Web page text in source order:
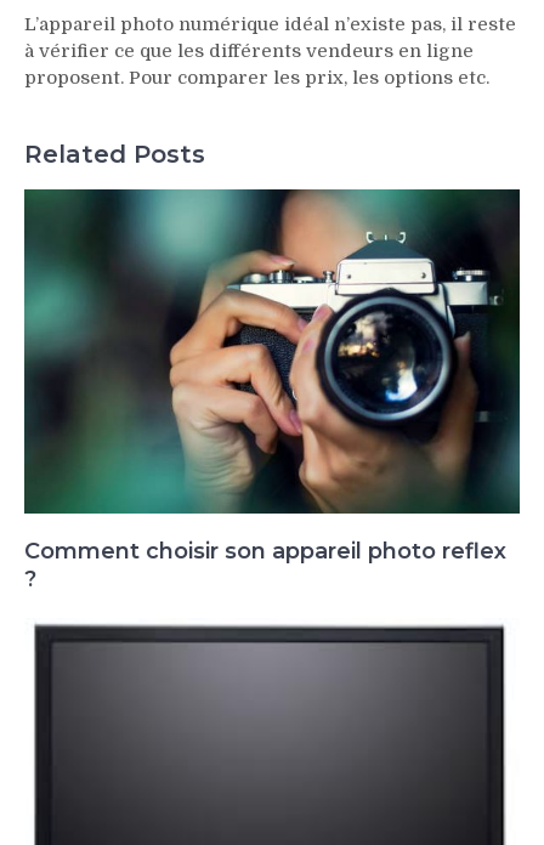
L’appareil photo numérique idéal n’existe pas, il reste
à vérifier ce que les différents vendeurs en ligne
proposent. Pour comparer les prix, les options etc.
Related Posts
Comment choisir son appareil photo reflex
?